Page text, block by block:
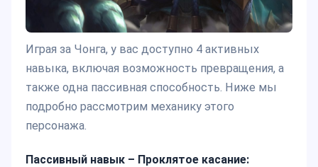
Играя за Чонга, у вас доступно 4 активных
навыка, включая возможность превращения, а
также одна пассивная способность. Ниже мы
подробно рассмотрим механику этого
персонажа.
Пассивный навык – Проклятое касание: